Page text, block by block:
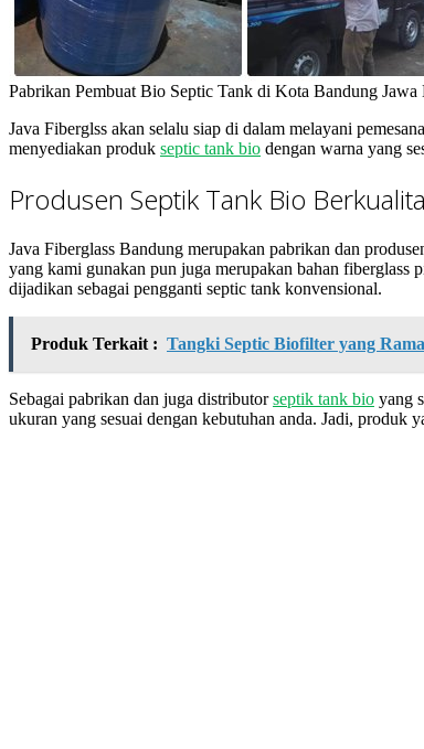
Pabrikan Pembuat Bio Septic Tank di Kota Bandung Jawa
Java Fiberglss akan selalu siap di dalam melayani
menyediakan produk septic tank bio dengan warna yang
Produsen Septik Tank Bio
Java Fiberglass Bandung merupakan pabrikan dan
yang kami gunakan pun juga merupakan bahan
dijadikan sebagai pengganti septic tank konvensional.
Produk Terkait : Tangki Septic Biofilter yang
Sebagai pabrikan dan juga distributorseptik tank bio yang
ukuran yang sesuai dengan kebutuhan anda. Jadi, produk